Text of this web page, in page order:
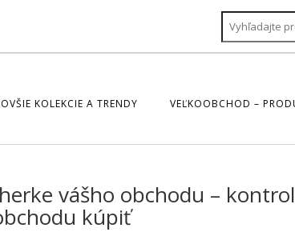
KOLEKCIE A TRENDY VEĽKOOBCHOD –
vášho obchodu –
kúpiť